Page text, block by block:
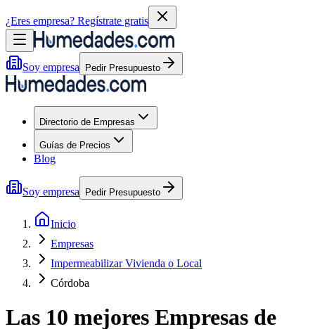
¿Eres empresa? Regístrate gratis
Soy empresa Pedir Presupuesto
Directorio de Empresas
Guías de Precios
Blog
Soy empresa Pedir Presupuesto
Inicio
Empresas
Impermeabilizar Vivienda o Local
Córdoba
Las 10 mejores Empresas de